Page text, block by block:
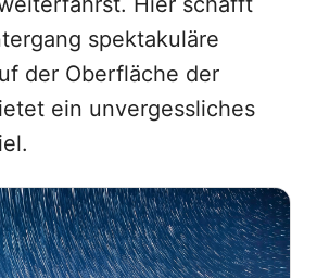
spektakuläre
der Oberfläche der
ein unvergessliches